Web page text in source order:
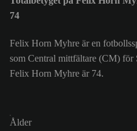
74
Felix Horn Myhre är en
som Central mittfältare (CM)
Felix Horn Myhre är 74.
Ålder